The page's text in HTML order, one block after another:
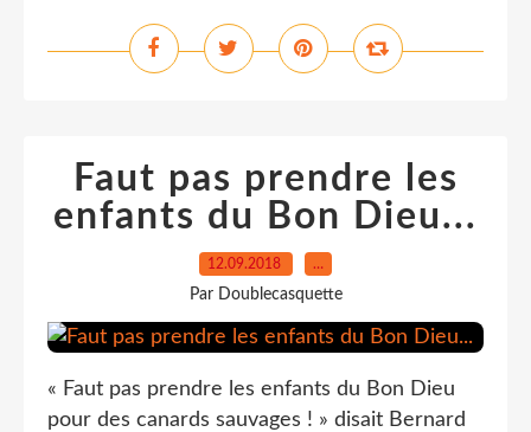
Faut pas prendre les
enfants du Bon Dieu...
12.09.2018 …
Par Doublecasquette
« Faut pas prendre les enfants du Bon Dieu
pour des canards sauvages ! » disait Bernard